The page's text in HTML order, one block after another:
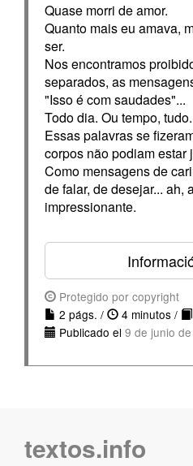
Quase morri de amor.
Quanto mais eu amava,
ser.
Nos encontramos
separados, as
"Isso é com saudades"...
Todo dia. Ou tempo, tudo.
Essas palavras se
corpos não podiam estar
Como mensagens de
de falar, de desejar... ah,
impressionante.
Protegido por copyright
2 págs. /
4 minutos /
Publicado el 9 de junio
textos.info